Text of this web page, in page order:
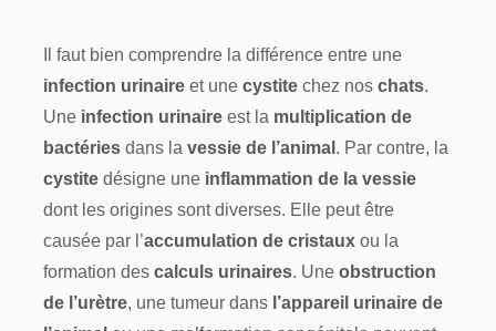
Il faut bien comprendre la différence entre une
infection urinaire et une cystite chez nos chats.
Une infection urinaire est la multiplication de
bactéries dans la vessie de l’animal . Par contre, la
cystite désigne une inflammation de la vessie
dont les origines sont diverses. Elle peut être
causée par l’accumulation de cristaux ou la
formation des calculs urinaires. Une obstruction
de l’urètre, une tumeur dans l’appareil urinaire de